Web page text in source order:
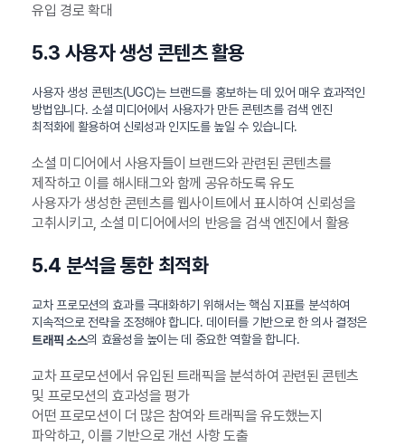
유입 경로 확대
5.3 사용자 생성 콘텐츠 활용
사용자 생성 콘텐츠(UGC)는 브랜드를 홍보하는 데 있어 매우 효과적인
방법입니다. 소셜 미디어에서 사용자가 만든 콘텐츠를 검색 엔진
최적화에 활용하여 신뢰성과 인지도를 높일 수 있습니다.
소셜 미디어에서 사용자들이 브랜드와 관련된 콘텐츠를
제작하고 이를 해시태그와 함께 공유하도록 유도
사용자가 생성한 콘텐츠를 웹사이트에서 표시하여 신뢰성을
고취시키고, 소셜 미디어에서의 반응을 검색 엔진에서 활용
5.4 분석을 통한 최적화
교차 프로모션의 효과를 극대화하기 위해서는 핵심 지표를 분석하여
지속적으로 전략을 조정해야 합니다. 데이터를 기반으로 한 의사 결정은
트래픽 소스의 효율성을 높이는 데 중요한 역할을 합니다.
교차 프로모션에서 유입된 트래픽을 분석하여 관련된 콘텐츠
및 프로모션의 효과성을 평가
어떤 프로모션이 더 많은 참여와 트래픽을 유도했는지
파악하고, 이를 기반으로 개선 사항 도출